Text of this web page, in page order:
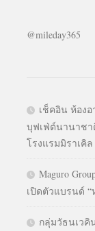
@mileday365
เช็คอิน ห้อง
บุฟเฟ่ต์นานาช
โรงแรมมิราเคิ
Maguro
เปิดตัวแบรนด์
กลุ่มวัธนเวคิ